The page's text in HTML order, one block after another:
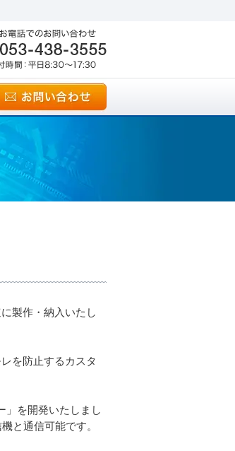
製作・納入いたし
を防止するカスタ
」を開発いたしまし
と通信可能です。